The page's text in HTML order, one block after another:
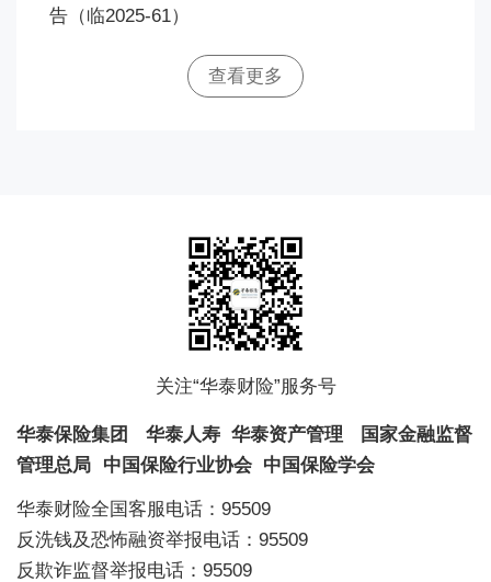
告（临2025-61）
查看更多
关注“华泰财险”服务号
华泰保险集团 华泰人寿 华泰资产管理
国家金融监督
管理总局
中国保险行业协会 中国保险学会
华泰财险全国客服电话：95509
反洗钱及恐怖融资举报电话：95509
反欺诈监督举报电话：95509